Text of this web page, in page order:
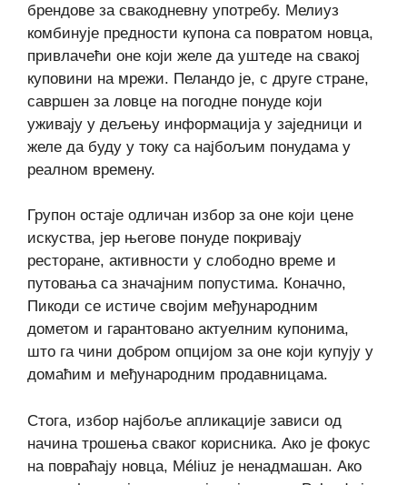
брендове за свакодневну употребу. Мелиуз
комбинује предности купона са повратом новца,
привлачећи оне који желе да уштеде на свакој
куповини на мрежи. Пеландо је, с друге стране,
савршен за ловце на погодне понуде који
уживају у дељењу информација у заједници и
желе да буду у току са најбољим понудама у
реалном времену.
Групон остаје одличан избор за оне који цене
искуства, јер његове понуде покривају
ресторане, активности у слободно време и
путовања са значајним попустима. Коначно,
Пикоди се истиче својим међународним
дометом и гарантовано актуелним купонима,
што га чини добром опцијом за оне који купују у
домаћим и међународним продавницама.
Стога, избор најбоље апликације зависи од
начина трошења сваког корисника. Ако је фокус
на повраћају новца, Méliuz је ненадмашан. Ако